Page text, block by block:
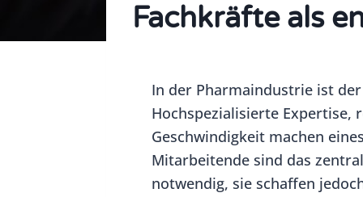
Fachkräfte als
In der Pharmaindustrie ist
Hochspezialisierte Expertise,
Geschwindigkeit machen
Mitarbeitende sind das
notwendig, sie schaffen